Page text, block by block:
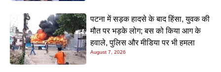
पटना में सड़क हादसे के बाद हिंसा, युवक की
मौत पर भड़के लोग; बस को किया आग के
हवाले, पुलिस और मीडिया पर भी हमला
August 7, 2026